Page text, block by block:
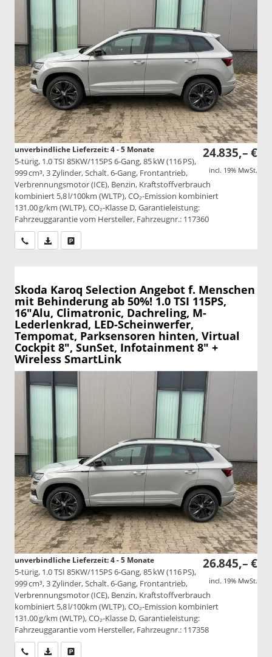
24.835,– €
incl. 19% MwSt.
unverbindliche Lieferzeit: 4 - 5 Monate
5-türig, 1.0 TSI 85KW/115PS 6-Gang, 85 kW (116 PS),
999 cm³, 3 Zylinder, Schalt. 6-Gang, Frontantrieb,
Verbrennungsmotor (ICE), Benzin, Kraftstoffverbrauch
kombiniert 5,8 l/100km (WLTP), CO₂-Emission kombiniert
131.00 g/km (WLTP), CO₂-Klasse D, Garantieleistung:
Fahrzeuggarantie vom Hersteller, Fahrzeugnr.: 117360
Wir rufen Sie anPDF-Datei, Fahrzeugexposé drucken
Skoda Karoq Selection Angebot f. Menschen
mit Behinderung ab 50%! 1.0 TSI 115PS,
16"Alu, Climatronic, Dachreling, M-
Lederlenkrad, LED-Scheinwerfer,
Tempomat, Parksensoren hinten, Virtual
Cockpit 8", SunSet, Infotainment 8" +
Wireless SmartLink
26.845,– €
incl. 19% MwSt.
unverbindliche Lieferzeit: 4 - 5 Monate
5-türig, 1.0 TSI 85KW/115PS 6-Gang, 85 kW (116 PS),
999 cm³, 3 Zylinder, Schalt. 6-Gang, Frontantrieb,
Verbrennungsmotor (ICE), Benzin, Kraftstoffverbrauch
kombiniert 5,8 l/100km (WLTP), CO₂-Emission kombiniert
131.00 g/km (WLTP), CO₂-Klasse D, Garantieleistung:
Fahrzeuggarantie vom Hersteller, Fahrzeugnr.: 117358
Wir rufen Sie anPDF-Datei, Fahrzeugexposé drucken